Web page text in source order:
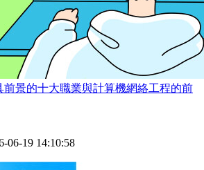
前景的十大職業與計算機網絡工程的前
06-19 14:10:58